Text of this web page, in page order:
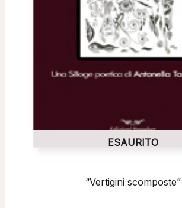
ESAURITO
“Vertigini scomposte”